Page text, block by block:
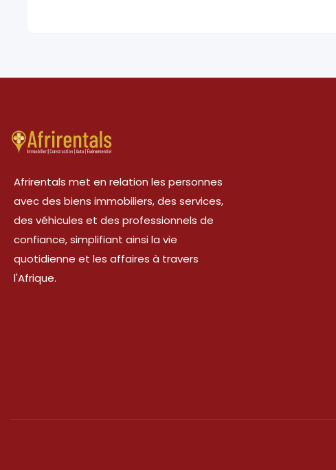
Afrirentals met en relation les personnes
avec des biens immobiliers, des services,
des véhicules et des professionnels de
confiance, simplifiant ainsi la vie
quotidienne et les affaires à travers
l'Afrique.